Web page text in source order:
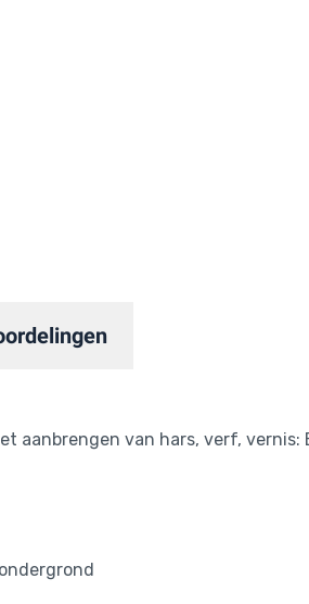
aanbrengen van hars, verf, vernis: